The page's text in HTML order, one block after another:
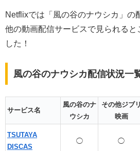
Netflixでは「風の谷のナウシカ」の
他の動画配信サービスで見られると
した！
風の谷のナウシカ配信状況一
サービス名
風の谷のナ
ウシカ
その他ジブリ
映画
TSUTAYA
DISCAS
◯ ◯